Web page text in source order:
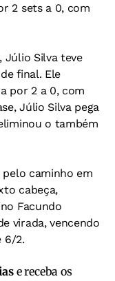
2 sets a 0, com
Júlio Silva teve
final. Ele
por 2 a 0, com
Júlio Silva pega
o também
caminho em
cabeça,
Facundo
virada, vencendo
6/2.
e receba os